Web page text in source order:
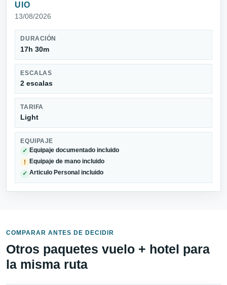
UIO
13/08/2026
DURACIÓN
17h 30m
ESCALAS
2 escalas
TARIFA
Light
EQUIPAJE
✓ Equipaje documentado incluido
! Equipaje de mano incluido
✓ Articulo Personal incluido
COMPARAR ANTES DE DECIDIR
Otros paquetes vuelo + hotel para
la misma ruta